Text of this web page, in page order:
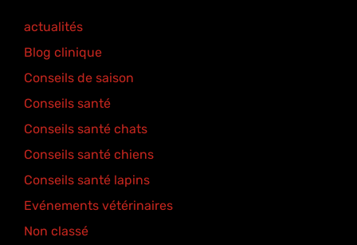
actualités
Blog clinique
Conseils de saison
Conseils santé
Conseils santé chats
Conseils santé chiens
Conseils santé lapins
Evénements vétérinaires
Non classé